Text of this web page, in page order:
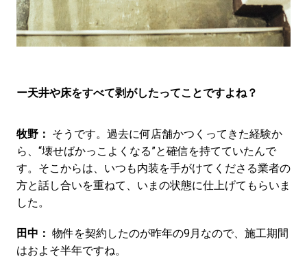
ー天井や床をすべて剥がしたってことですよね？
牧野： そうです。過去に何店舗かつくってきた経験か
ら、“壊せばかっこよくなる”と確信を持てていたんで
す。そこからは、いつも内装を手がけてくださる業者の
方と話し合いを重ねて、いまの状態に仕上げてもらいま
した。
田中： 物件を契約したのが昨年の9月なので、施工期間
はおよそ半年ですね。